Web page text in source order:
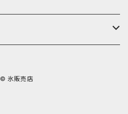
© 氷販売店